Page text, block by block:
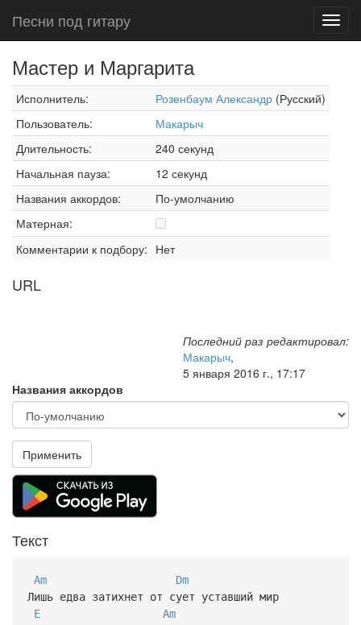
Песни под гитару
Мастер и Маргарита
Исполнитель: Розенбаум Александр (Русский)
Пользователь:
Макарыч
Длительность:
240 секунд
Начальная пауза:
12 секунд
Названия аккордов:
По-умолчанию
Матерная:
Комментарии к подбору: Нет
URL
Последний раз редактировал:
Макарыч,
5 января 2016 г., 17:17
Названия аккордов
Применить
Текст
Am
Dm
Лишь едва затихнет от сует уставший мир
E
Am